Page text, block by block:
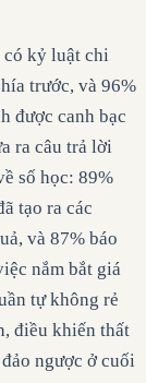
có kỷ luật chi
trước, và 96%
được canh bạc
ra câu trả lời
số học: 89%
tạo ra các
và 87% báo
nắm bắt giá
tự không rẻ
điều khiến thất
ngược ở cuối